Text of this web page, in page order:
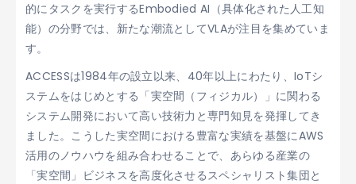
的にタスクを実行するEmbodied AI（具体化された人工知
能）の分野では、新たな潮流としてVLAが注目を集めていま
す。
ACCESSは1984年の設立以来、40年以上にわたり、IoTシ
ステムをはじめとする「実空間（フィジカル）」に関わる
システム開発において高い技術力と専門知見を発揮してき
ました。こうした実空間における豊富な実績を基盤にAWS
活用のノウハウを組み合わせることで、あらゆる産業の
「実空間」ビジネスを高度化させるスペシャリスト集団と